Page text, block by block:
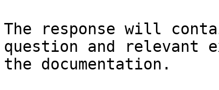
The response will
question and relevant
the documentation.